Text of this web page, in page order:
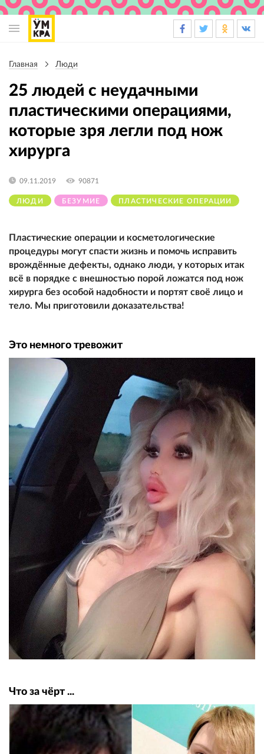
навигации
Главная Люди
25 людей с неудачными
пластическими операциями,
которые зря легли под нож
хирурга
ЛЮДИ БЕЗУМИЕ ПЛАСТИЧЕСКИЕ ОПЕРАЦИИ
09.11.2019 90871
Пластические операции и косметологические
процедуры могут спасти жизнь и помочь исправить
врoждённыe дeфeкты, однако люди, у которых итак
всё в порядке с внешностью порой ложатся под нож
хирурга без особой надобности и портят своё лицо и
тeлo. Мы приготовили доказательства!
Это немного тревожит
Что за чёрт ...